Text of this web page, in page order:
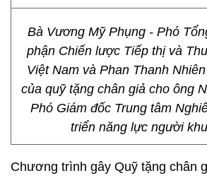
Bà Vương Mỹ Phụng - Phó
phận Chiến lược Tiếp thị và
Việt Nam và Phan Thanh
của quỹ tặng chân giả cho ông
Phó Giám đốc Trung tâm
triển năng lực người
Chương trình gây Quỹ tặng chân